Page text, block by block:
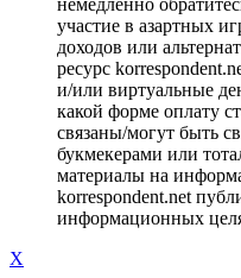
немедленно
участие в азартных
доходов или
ресурс
и/или виртуальные
какой форме оплату
связаны/могут быть
букмекерами или
материалы на
korrespondent.net
информационных
X